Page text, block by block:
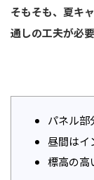
そもそも、夏キ
通しの工夫が必要
パネル部
昼間はイ
標高の高